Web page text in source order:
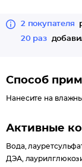
2 покупателя
20 раз
Способ
Нанесите на
Активные
Вода,
ДЭА,